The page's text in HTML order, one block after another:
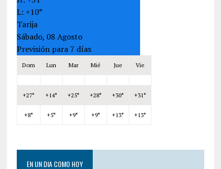
L: +10°
Tarija
Sábado, 08 Agosto
Previsión para 7 días
Dom Lun Mar Mié Jue Vie
+27° +14° +25° +28° +30° +31°
+8° +5° +9° +9° +13° +13°
EN UN DIA COMO HOY